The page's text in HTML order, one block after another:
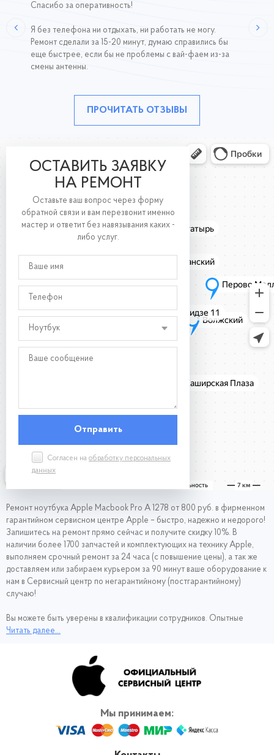
Спасибо за оперативность!
Я без телефона ни отдыхать, ни работать не могу.
Ремонт сделали за 15-20 минут, думаю справились бы
еще быстрее, если бы не проблемы с вай-фаем из-за
смены антенны.
ПРОЧИТАТЬ ОТЗЫВЫ
ОСТАВИТЬ ЗАЯВКУ
НА РЕМОНТ
Оставьте ваш вопрос через форму
обратной связи и вам перезвонит именно
мастер и ответит без навязывания каких -
либо услуг.
Ноутбук
Согласен на обработку персональных
данных
Ремонт ноутбука Apple Macbook Pro A 1278 от 800 руб. в фирменном
гарантийном сервисном центре Apple – быстро, надежно и недорого!
Запишитесь на ремонт прямо сейчас и получите скидку 10%. В
наличии более 1700 запчастей и комплектующих на технику Apple,
выполняем срочный ремонт за 24 часа (с повышение цены), а так же
доставляем или забираем курьером за 90 минут ваше оборудование к
нам в Сервисный центр по негарантийному (постгарантийному)
случаю!
Вы можете быть уверены в квалификации сотрудников. Опытные
специалисты не первый год работают с техникой Эпл, поэтому
оперативно и качественно. Чтобы не тратить время в долгом
ожидании Макбука из ремонта, обращайтесь в наш сервис.
Читать далее...
Мы принимаем: